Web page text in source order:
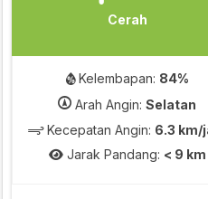
Cerah
Kelembapan: 84%
Arah Angin:Selatan
Kecepatan Angin: 6.3 km/
Jarak Pandang: < 9 km